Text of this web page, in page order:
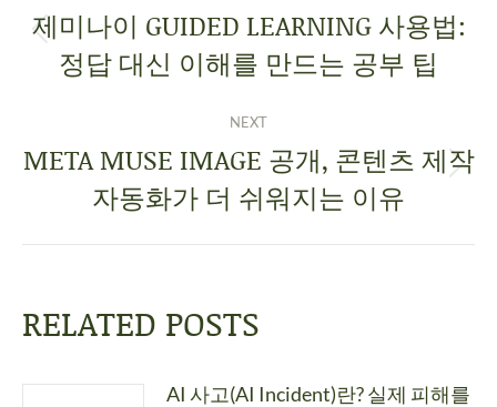
제미나이 GUIDED LEARNING 사용법:
정답 대신 이해를 만드는 공부 팁
NEXT
META MUSE IMAGE 공개, 콘텐츠 제작
자동화가 더 쉬워지는 이유
RELATED POSTS
AI 사고(AI Incident)란? 실제 피해를